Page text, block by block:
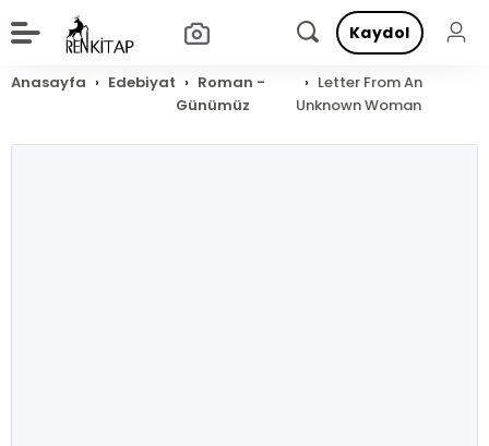
Kaydol
Anasayfa Edebiyat
Roman -
Günümüz
Letter From An
Unknown Woman